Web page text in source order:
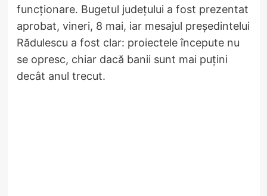
funcționare. Bugetul județului a fost prezentat
aprobat, vineri, 8 mai, iar mesajul președintelui
Rădulescu a fost clar: proiectele începute nu
se opresc, chiar dacă banii sunt mai puțini
decât anul trecut.